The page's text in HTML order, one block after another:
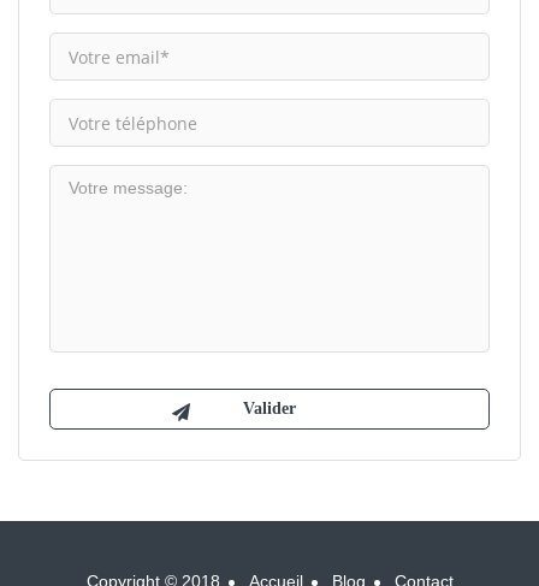
Copyright © 2018 Accueil Blog Contact